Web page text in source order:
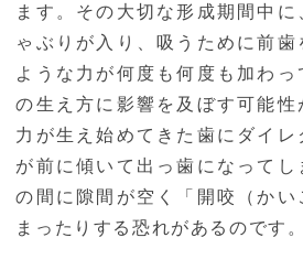
ます。その大切な形成期間中に
ゃぶりが入り、吸うために前
ような力が何度も何度も加わ
の生え方に影響を及ぼす可能性
力が生え始めてきた歯にダイ
が前に傾いて出っ歯になって
の間に隙間が空く「開咬（かい
まったりする恐れがあるのです。